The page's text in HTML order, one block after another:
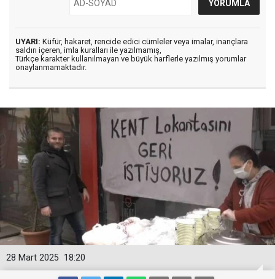
UYARI: Küfür, hakaret, rencide edici cümleler veya imalar, inançlara
saldırı içeren, imla kuralları ile yazılmamış,
Türkçe karakter kullanılmayan ve büyük harflerle yazılmış yorumlar
onaylanmamaktadır.
18:20
28 Mart 2025